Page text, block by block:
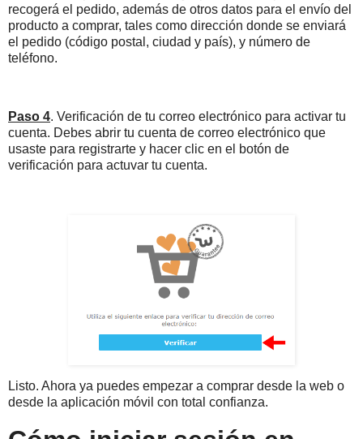
recogerá el pedido, además de otros datos para el envío del
producto a comprar, tales como dirección donde se enviará
el pedido (código postal, ciudad y país), y número de
teléfono.
Paso 4. Verificación de tu correo electrónico para activar tu
cuenta. Debes abrir tu cuenta de correo electrónico que
usaste para registrarte y hacer clic en el botón de
verificación para actuvar tu cuenta.
Listo. Ahora ya puedes empezar a comprar desde la web o
desde la aplicación móvil con total confianza.